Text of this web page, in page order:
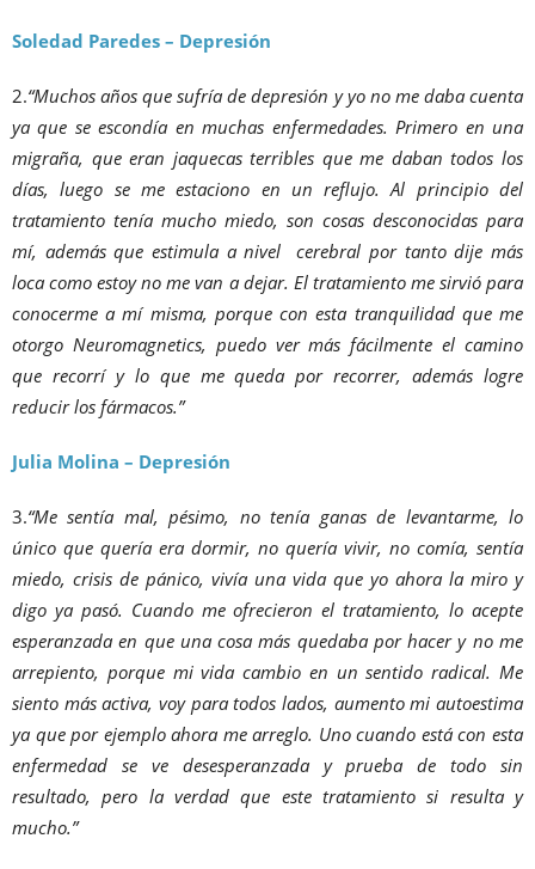
Soledad Paredes – Depresión
2.“Muchos años que sufría de depresión y yo no me daba cuenta
ya que se escondía en muchas enfermedades. Primero en una
migraña, que eran jaquecas terribles que me daban todos los
días, luego se me estaciono en un reflujo. Al principio del
tratamiento tenía mucho miedo, son cosas desconocidas para
mí, además que estimula a nivel cerebral por tanto dije más
loca como estoy no me van a dejar. El tratamiento me sirvió para
conocerme a mí misma, porque con esta tranquilidad que me
otorgo Neuromagnetics, puedo ver más fácilmente el camino
que recorrí y lo que me queda por recorrer, además logre
reducir los fármacos.”
Julia Molina – Depresión
3.“Me sentía mal, pésimo, no tenía ganas de levantarme, lo
único que quería era dormir, no quería vivir, no comía, sentía
miedo, crisis de pánico, vivía una vida que yo ahora la miro y
digo ya pasó. Cuando me ofrecieron el tratamiento, lo acepte
esperanzada en que una cosa más quedaba por hacer y no me
arrepiento, porque mi vida cambio en un sentido radical. Me
siento más activa, voy para todos lados, aumento mi autoestima
ya que por ejemplo ahora me arreglo. Uno cuando está con esta
enfermedad se ve desesperanzada y prueba de todo sin
resultado, pero la verdad que este tratamiento si resulta y
mucho.”